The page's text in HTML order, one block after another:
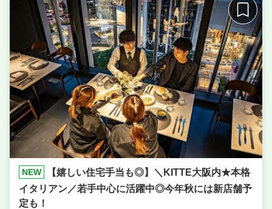
3000円〜4000円
NEW
【嬉しい住宅手当も◎】＼KITTE大阪内★本格
イタリアン／若手中心に活躍中◎今年秋には新店舗予
定も！